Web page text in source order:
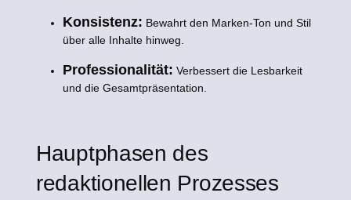
Konsistenz: Bewahrt den Marken-Ton und Stil
über alle Inhalte hinweg.
Professionalität: Verbessert die Lesbarkeit
und die Gesamtpräsentation.
Hauptphasen des
redaktionellen Prozesses